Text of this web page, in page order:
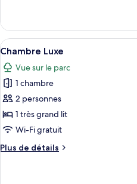
le
type
de
chambre
Chambre
Luxe
Afficher
toutes
les
photos
pour
ce
type
chambre :
5
Chambre Luxe
Vue sur le parc
1 chambre
2 personnes
1 très grand lit
Wi-Fi gratuit
Plus de détails
Plus